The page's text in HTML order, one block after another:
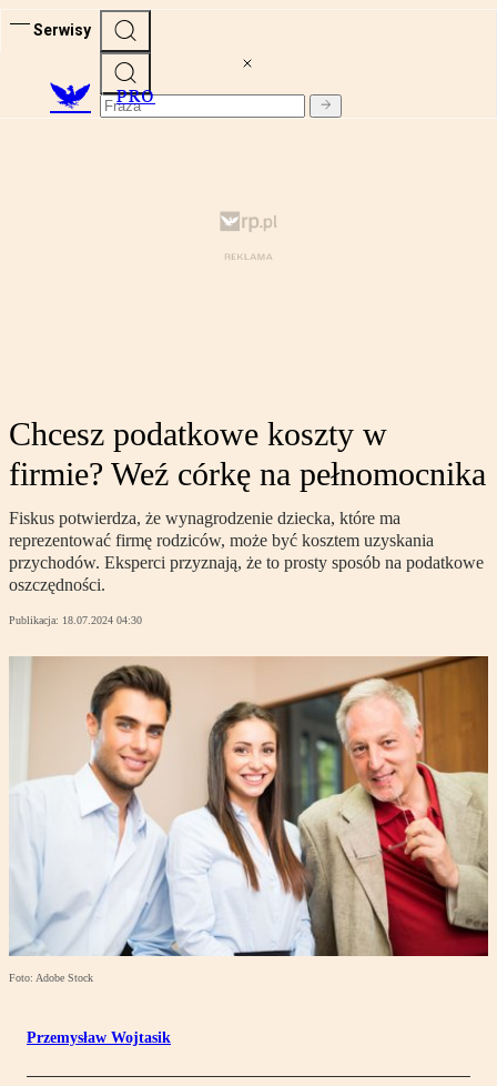
Serwisy
PRO
Chcesz podatkowe koszty w
firmie? Weź córkę na pełnomocnika
Fiskus potwierdza, że wynagrodzenie dziecka, które ma
reprezentować firmę rodziców, może być kosztem uzyskania
przychodów. Eksperci przyznają, że to prosty sposób na podatkowe
oszczędności.
Publikacja: 18.07.2024 04:30
Foto: Adobe Stock
Przemysław Wojtasik